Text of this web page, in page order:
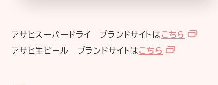
アサヒスーパードライ ブランドサイトはこちら
アサヒ生ビール ブランドサイトはこちら